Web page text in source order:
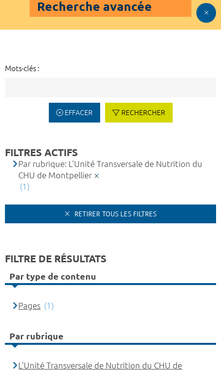
Recherche avancée
Mots-clés :
EFFACER RECHERCHER
FILTRES ACTIFS
Par rubrique: L'Unité Transversale de Nutrition du
CHU de Montpellier
(1)
RETIRER TOUS LES FILTRES
FILTRE DE RÉSULTATS
Par type de contenu
Pages (1)
Par rubrique
L'Unité Transversale de Nutrition du CHU de